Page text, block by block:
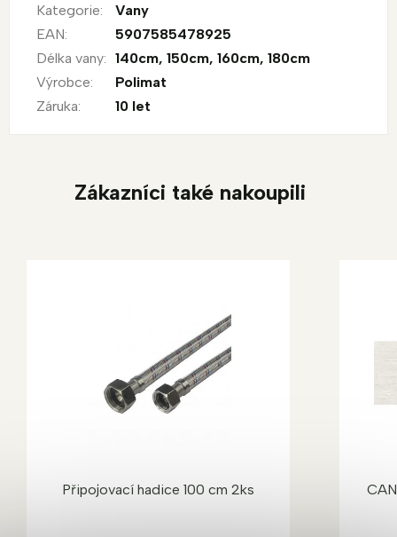
Kategorie:
Vany
EAN:
5907585478925
Délka vany: 140cm, 150cm, 160cm, 180cm
Výrobce:
Polimat
Záruka: 10 let
Zákazníci také nakoupili
Připojovací hadice 100 cm 2ks